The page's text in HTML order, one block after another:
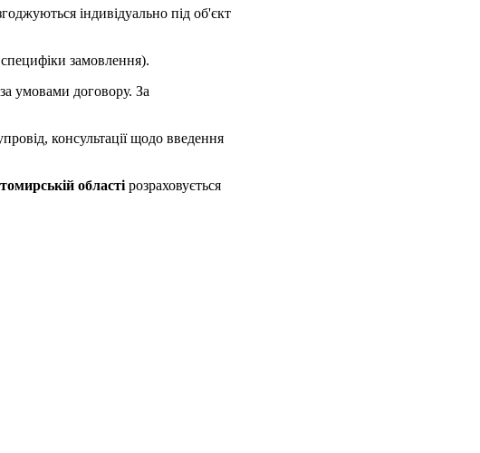
індивідуально під об'єкт
замовлення).
умовами договору. За
консультації щодо введення
області розраховується